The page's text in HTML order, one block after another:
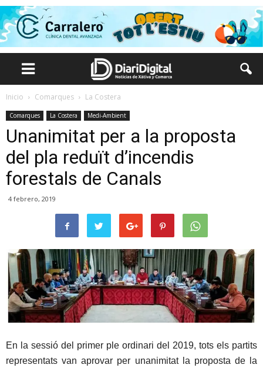
Inicio Comarques La Costera
Comarques La Costera Medi-Ambient
Unanimitat per a la proposta
del pla reduït d’incendis
forestals de Canals
4 febrero, 2019
En la sessió del primer ple ordinari del 2019, tots els partits
representats van aprovar per unanimitat la proposta de la